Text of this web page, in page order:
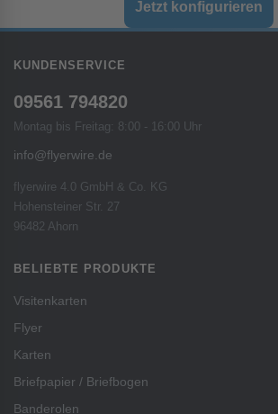
Jetzt konfigurieren
KUNDENSERVICE
09561 794820
Montag bis Freitag: 8:00 - 16:00 Uhr
info@flyerwire.de
flyerwire 4.0 GmbH & Co. KG
Hohensteiner Str. 27
96482 Ahorn
BELIEBTE PRODUKTE
Visitenkarten
Flyer
Karten
Briefpapier / Briefbogen
Banderolen